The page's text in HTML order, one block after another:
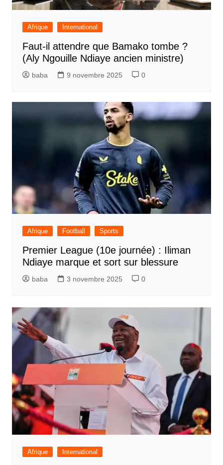
Afrique International
Faut-il attendre que Bamako tombe ?
(Aly Ngouille Ndiaye ancien ministre)
baba 9 novembre 2025 0
Afrique Football Sports
Premier League (10e journée) : Iliman
Ndiaye marque et sort sur blessure
baba 3 novembre 2025 0
Afrique International